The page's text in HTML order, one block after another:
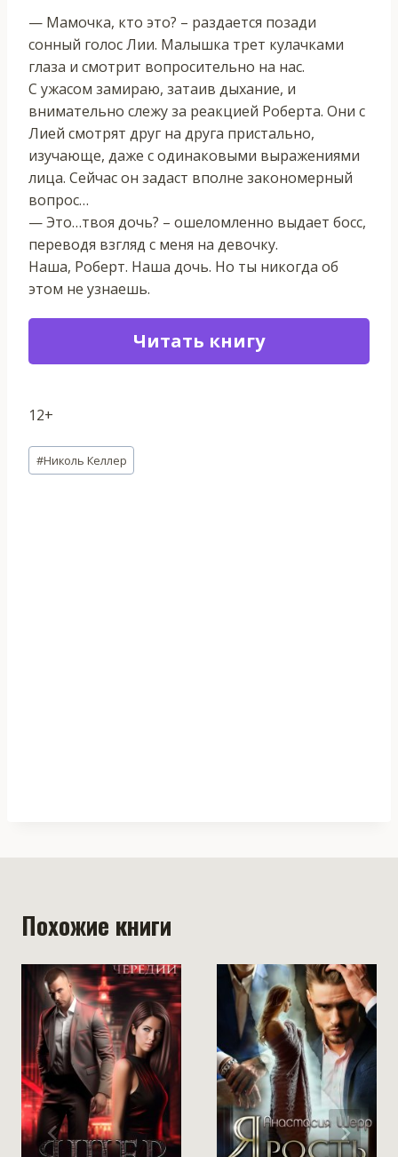
— Мамочка, кто это? – раздается позади
сонный голос Лии. Малышка трет кулачками
глаза и смотрит вопросительно на нас.
С ужасом замираю, затаив дыхание, и
внимательно слежу за реакцией Роберта. Они с
Лией смотрят друг на друга пристально,
изучающе, даже с одинаковыми выражениями
лица. Сейчас он задаст вполне закономерный
вопрос…
— Это…твоя дочь? – ошеломленно выдает босс,
переводя взгляд с меня на девочку.
Наша, Роберт. Наша дочь. Но ты никогда об
этом не узнаешь.
Читать книгу
12+
Метки
записи:
#Николь Келлер
Похожие книги